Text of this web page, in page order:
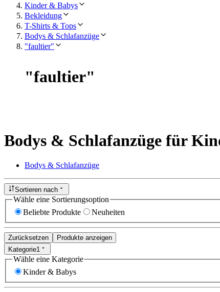
Kinder & Babys
Bekleidung
T-Shirts & Tops
Bodys & Schlafanzüge
"faultier"
"faultier"
Bodys & Schlafanzüge für
Bodys & Schlafanzüge
Sortieren nach
Wähle eine Sortierungsoption
Beliebte Produkte
Neuheiten
Zurücksetzen
Produkte anzeigen
Kategorie1
Wähle eine Kategorie
Kinder & Babys